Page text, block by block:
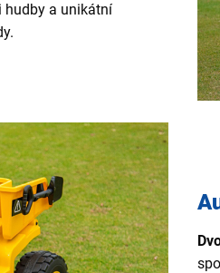
hudby a unikátní